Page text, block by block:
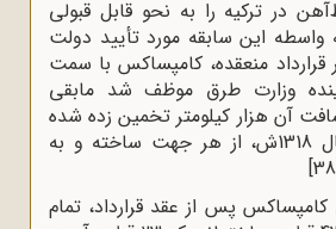
در ترکیه را به نحو قابل قبولی
واسطه این سابقه مورد تأیید دولت
قرارداد منعقده، کامپساکس با سمت
وزارت طرق موظف شد مابقی
آن هزار کیلومتر تخمین زده شده
بود) را تا اوایل سال 1318ش، از هر جهت ساخته و به
پس از عقد قرارداد، تمام